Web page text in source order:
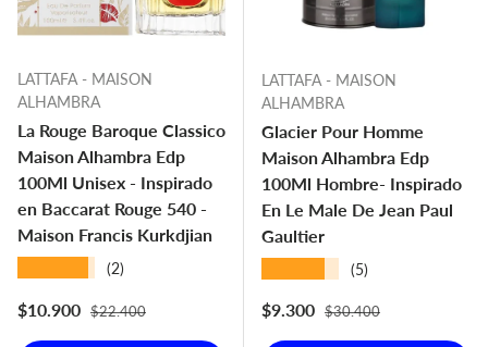
LATTAFA - MAISON
ALHAMBRA
La Rouge Baroque Classico
Maison Alhambra Edp
100Ml Unisex - Inspirado
en Baccarat Rouge 540 -
Maison Francis Kurkdjian
(2)
Precio de venta
$10.900 Precio normal
$22.400
LATTAFA - MAISON
ALHAMBRA
Glacier Pour Homme
Maison Alhambra Edp
100Ml Hombre- Inspirado
En Le Male De Jean Paul
Gaultier
(5)
Precio de venta
$9.300 Precio normal
$30.400